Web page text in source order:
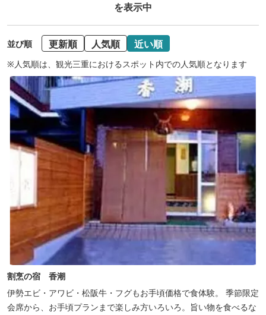
を表示中
並び順 更新順 人気順 近い順
※人気順は、観光三重におけるスポット内での人気順となります
割烹の宿 香潮
伊勢エビ・アワビ・松阪牛・フグもお手頃価格で食体験。 季節限定
会席から、お手頃プランまで楽しみ方いろいろ。旨い物を食べるな